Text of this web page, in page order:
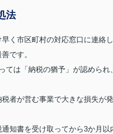
法
く市区町村の対応窓口に連絡
です。
ては「納税の猶予」が認めら
者が営む事業で大きな損失が
知書を受け取ってから3か月以